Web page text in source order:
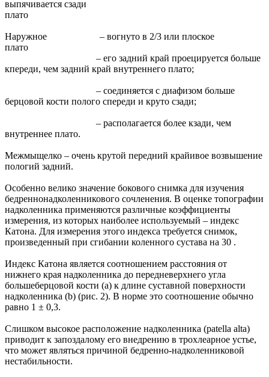
выпячивается сзади
плато
Наружное – вогнуто в 2/3 или плоское
плато
– его задний край проецируется больше
кпереди, чем задний край внутреннего плато;
– соединяется с диафизом больше
берцовой кости полого спереди и круто сзади;
– располагается более кзади, чем
внутреннее плато.
Межмыщелко – очень крутой передний крайивое возвышение
пологий задний.
Особенно велико значение бокового снимка для изучения
бедреннонадколенникового сочленения. В оценке топографии
надколенника применяются различные коэффициенты
измерения, из которых наиболее используемый – индекс
Катона. Для измерения этого индекса требуется снимок,
произведенный при сгибании коленного сустава на 30 .
Индекс Катона является соотношением расстояния от
нижнего края надколенника до передневерхнего угла
большеберцовой кости (a) к длине суставной поверхности
надколенника (b) (рис. 2). В норме это соотношение обычно
равно 1 ± 0,3.
Слишком высокое расположение надколенника (patella alta)
приводит к запоздалому его внедрению в трохлеарное устье,
что может являться причиной бедренно-надколенниковой
нестабильности.